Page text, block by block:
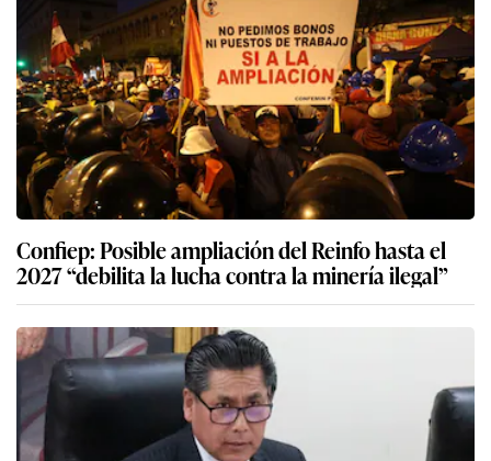
Confiep: Posible ampliación del Reinfo hasta el
2027 “debilita la lucha contra la minería ilegal”